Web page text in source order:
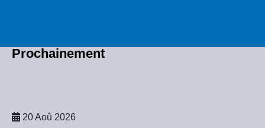
Prochainement
20 Aoû 2026